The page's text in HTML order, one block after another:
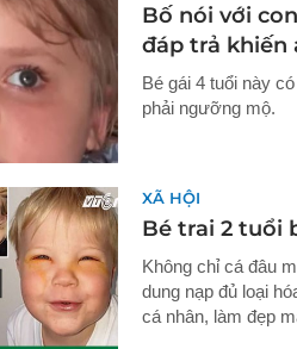
Bố nói với
đáp trả khiến
Bé gái 4 tuổi này
phải ngưỡng mộ.
XÃ HỘI
Bé trai 2 tuổi
Không chỉ cá đâu
dung nạp đủ loại
cá nhân, làm đẹp